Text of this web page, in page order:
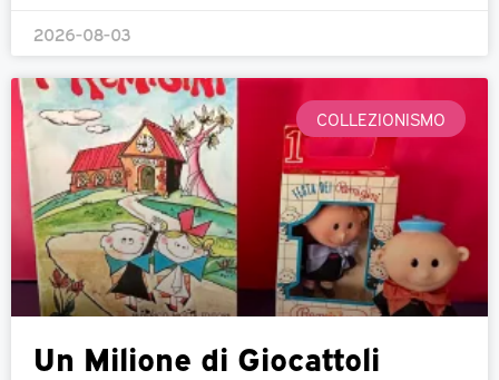
2026-08-03
COLLEZIONISMO
Un Milione di Giocattoli